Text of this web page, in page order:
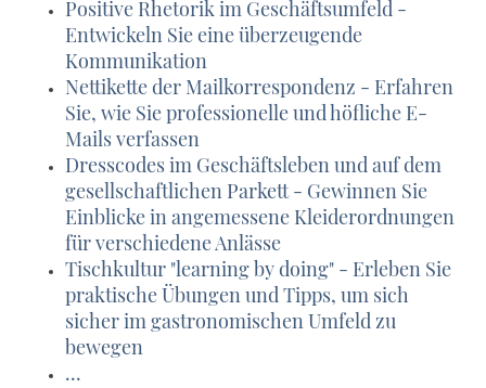
Positive Rhetorik im Geschäftsumfeld -
Entwickeln Sie eine überzeugende
Kommunikation
Nettikette der Mailkorrespondenz - Erfahren
Sie, wie Sie professionelle und höfliche E-
Mails verfassen
Dresscodes im Geschäftsleben und auf dem
gesellschaftlichen Parkett - Gewinnen Sie
Einblicke in angemessene Kleiderordnungen
für verschiedene Anlässe
Tischkultur "learning by doing" - Erleben Sie
praktische Übungen und Tipps, um sich
sicher im gastronomischen Umfeld zu
bewegen
...